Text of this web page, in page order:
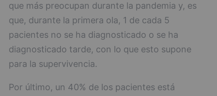
que más preocupan durante la pandemia y, es
que, durante la primera ola, 1 de cada 5
pacientes no se ha diagnosticado o se ha
diagnosticado tarde, con lo que esto supone
para la supervivencia.
Por último, un 40% de los pacientes está